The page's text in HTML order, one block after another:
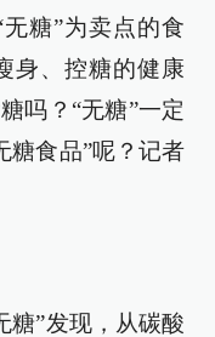
糖”为卖点的食
身、控糖的健康
吗？“无糖”一定
糖食品”呢？记者
糖”发现，从碳酸